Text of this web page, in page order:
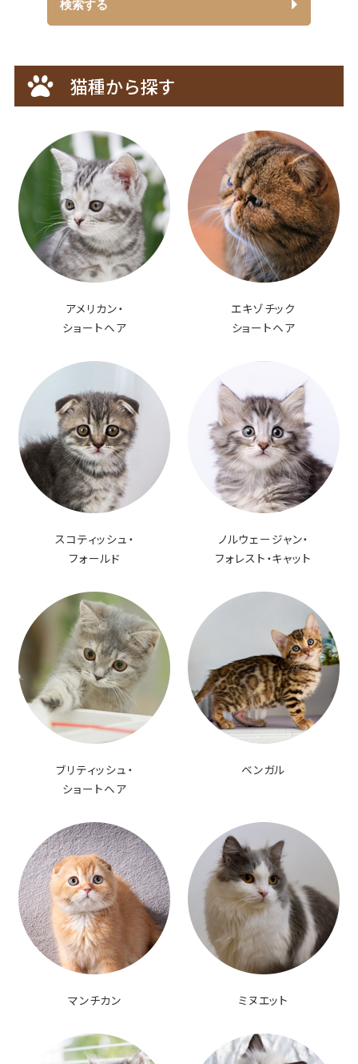
奈良県
岡山県
高知県
佐賀県
大分県
熊本県
鹿児島県
沖縄県
検索する
猫種から探す
アメリカン・
ショートヘア
エキゾチック
ショートヘア
スコティッシュ・
フォールド
ノルウェージャン・
フォレスト・キャット
ブリティッシュ・
ショートヘア
ベンガル
マンチカン ミヌエット